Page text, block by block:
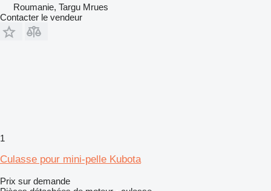
Roumanie, Targu Mrues
Contacter le vendeur
1
Culasse pour mini-pelle Kubota
Prix sur demande